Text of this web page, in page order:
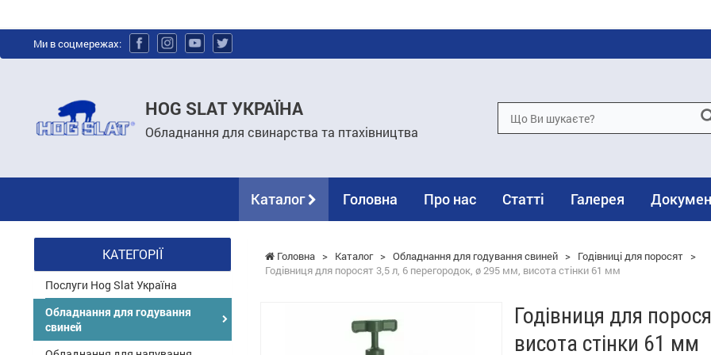
Ми в соцмережах:
HOG SLAT УКРАЇНА
Обладнання для свинарства та птахівництва
Каталог Головна Про нас Статті Галерея
Головна > Каталог > Обладнання для годування свиней > Годівниці для поросят >
Годівниця для поросят 3,5 л, 6 перегородок, ø 295 мм, висота стінки 61 мм
Годівниця для
висота стінки 61 мм
КАТЕГОРІЇ
Послуги Hog Slat Україна
Обладнання для годування
свиней